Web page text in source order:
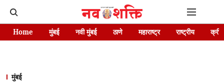
Home मुंबई नवी मुंबई ठाणे महाराष्ट्र राष्ट्रीय
मुंबई